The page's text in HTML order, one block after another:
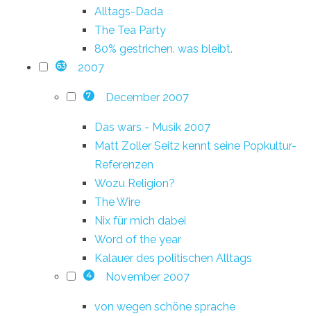
Alltags-Dada
The Tea Party
80% gestrichen. was bleibt.
63 2007
7 December 2007
Das wars - Musik 2007
Matt Zoller Seitz kennt seine Popkultur-
Referenzen
Wozu Religion?
The Wire
Nix für mich dabei
Word of the year
Kalauer des politischen Alltags
4 November 2007
von wegen schöne sprache